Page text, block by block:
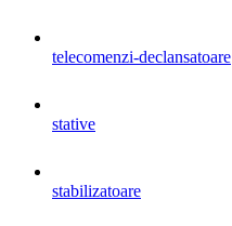
telecomenzi-declansatoare
stative
stabilizatoare